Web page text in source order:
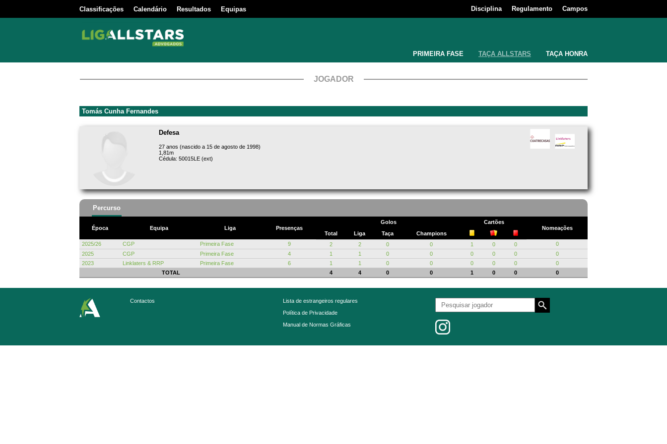
Classificações Calendário Resultados Equipas Disciplina Regulamento Campos
PRIMEIRA FASE TAÇA ALLSTARS TAÇA HONRA
JOGADOR
Tomás Cunha Fernandes
Defesa
27 anos (nascido a 15 de agosto de 1998)
1,81m
Cédula: 50015LE (ext)
Percurso
Época Equipa Liga Presenças
Golos
Cartões
Nomeações
Total
Liga Taça
Champions
2025/26
CGP Primeira Fase 9 2 2 0 0 1 0 0
0
2025
CGP Primeira Fase 4 1 1 0 0 0 0 0
0
2023
Linklaters & RRP Primeira Fase 6 1 1 0 0 0 0 0
0
TOTAL
4 4 0 0 1 0 0 0
Contactos
Lista de estrangeiros regulares
Política de Privacidade
Manual de Normas Gráficas